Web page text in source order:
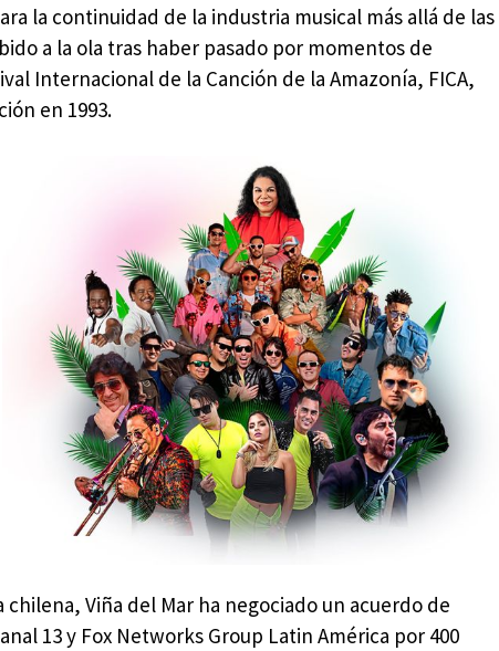
la continuidad de la industria musical más allá de las
a la ola tras haber pasado por momentos de
Internacional de la Canción de la Amazonía, FICA,
en 1993.
Viña del Mar ha negociado un acuerdo de
13 y Fox Networks Group Latin América por 400